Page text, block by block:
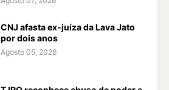
CNJ afasta ex-juíza da Lava Jato
por dois anos
Agosto 05, 2026